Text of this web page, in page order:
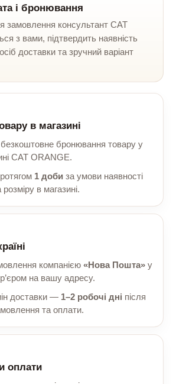
і бронювання
замовлення консультант CAT
з вами, підтвердить наявність
доставки та зручний варіант
в магазині
бронювання товару у
CAT ORANGE.
1 доби за умови наявності
в магазині.
компанією «Нова Пошта» у
на вашу адресу.
доставки — 1–2 робочі дні після
та оплати.
оплати